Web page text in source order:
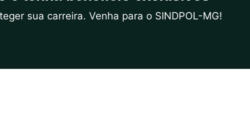
sua carreira. Venha para o SINDPOL-MG!